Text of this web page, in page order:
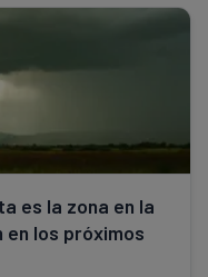
es la zona en la
en los próximos